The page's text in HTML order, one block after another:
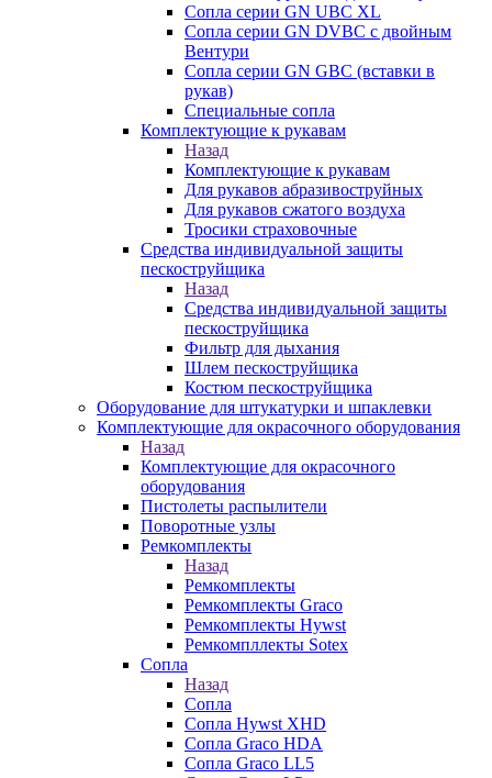
Сопла серии GN UBC XL
Сопла серии GN DVBC с двойным
Вентури
Сопла серии GN GBC (вставки в
рукав)
Специальные сопла
Комплектующие к рукавам
Назад
Комплектующие к рукавам
Для рукавов абразивоструйных
Для рукавов сжатого воздуха
Тросики страховочные
Средства индивидуальной защиты
пескоструйщика
Назад
Средства индивидуальной защиты
пескоструйщика
Фильтр для дыхания
Шлем пескоструйщика
Костюм пескоструйщика
Оборудование для штукатурки и шпаклевки
Комплектующие для окрасочного оборудования
Назад
Комплектующие для окрасочного
оборудования
Пистолеты распылители
Поворотные узлы
Ремкомплекты
Назад
Ремкомплекты
Ремкомплекты Graco
Ремкомплекты Hywst
Ремкомпллекты Sotex
Сопла
Назад
Сопла
Сопла Hywst XHD
Сопла Graco HDA
Сопла Graco LL5